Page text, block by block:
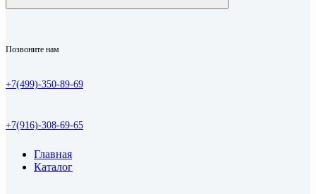
Позвоните нам
+7(499)-350-89-69
+7(916)-308-69-65
Главная
Каталог